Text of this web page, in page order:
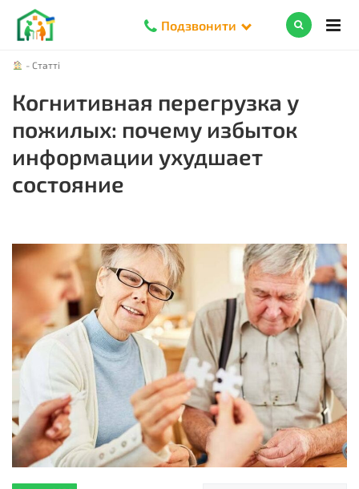
Подзвонити
- Статті
Когнитивная перегрузка у
пожилых: почему избыток
информации ухудшает
состояние